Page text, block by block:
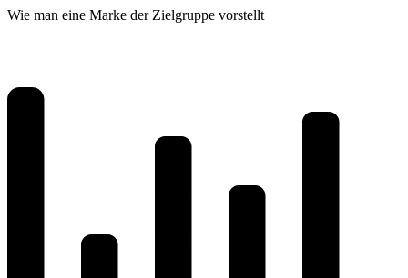
Wie man eine Marke der Zielgruppe vorstellt